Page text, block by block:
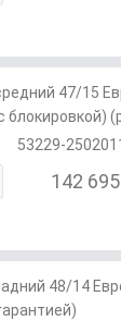
47/15
53229-
142
48/14